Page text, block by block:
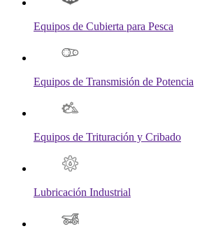
Equipos de Cubierta para Pesca
Equipos de Transmisión de Potencia
Equipos de Trituración y Cribado
Lubricación Industrial